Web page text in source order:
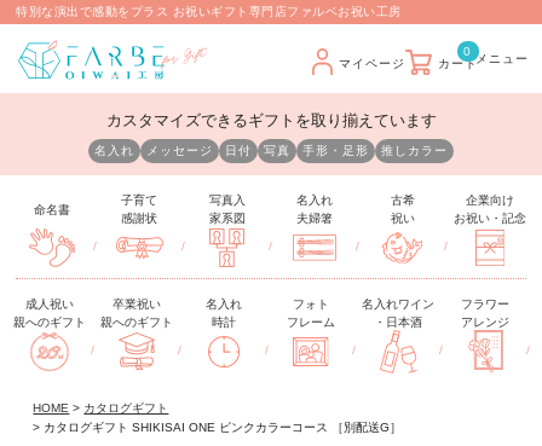
特別な演出で感動をプラス お祝いギフト専門店ファルベお祝い工房
マイページ
0
カート
カスタマイズできるギフトを取り揃えています
名入れ メッセージ 日付 写真 手形・足形 推しカラー
命名書
/
子育て
感謝状
/
写真入
家系図
/
名入れ
夫婦箸
/
古希
祝い
/
企業向け
お祝い・記念
成人祝い
親へのギフト
/
卒業祝い
親へのギフト
/
名入れ
時計
/
フォト
フレーム
/
名入れワイン
・日本酒
/
フラワー
アレンジ
/
HOME
カタログギフト
カタログギフト SHIKISAI ONE ピンクカラーコース ［別配送G］